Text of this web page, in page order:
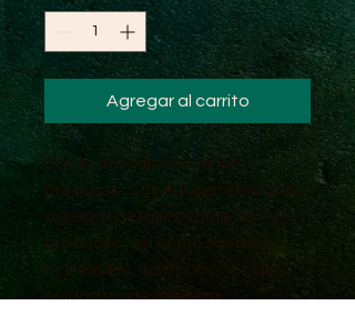
Agregar al carrito
Soy la descripción de un
producto. Soy el lugar ideal para
agregar detalles sobre tu
producto, así como tamaño,
materiales, instrucciones de
cuidado y de limpieza.